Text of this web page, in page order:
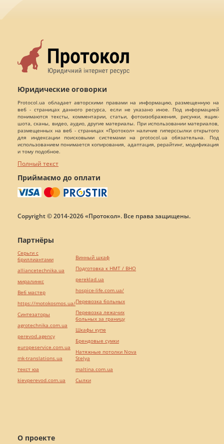
Юридические оговорки
Protocol.ua обладает авторскими правами на информацию, размещенную на
веб - страницах данного ресурса, если не указано иное. Под информацией
понимаются тексты, комментарии, статьи, фотоизображения, рисунки, ящик-
шота, сканы, видео, аудио, другие материалы. При использовании материалов,
размещенных на веб - страницах «Протокол» наличие гиперссылки открытого
для индексации поисковыми системами на protocol.ua обязательна. Под
использованием понимается копирования, адаптация, рерайтинг, модификация
и тому подобное.
Полный текст
Приймаємо до оплати
Copyright © 2014-2026 «Протокол». Все права защищены.
О проекте
Партнёры
Серьги с
бриллиантами
alliancetechnika.ua
миралинкс
Веб мастер
https://motokosmos.ua/
Синтезаторы
agrotechnika.com.ua
perevod.agency
europeservice.com.ua
mk-translations.ua
текст юа
kievperevod.com.ua
Винный шкаф
Подготовка к НМТ / ВНО
pereklad.ua
hospice-life.com.ua/
Перевозка больных
Перевозка лежачих
больных за границу
Шкафы купе
Брендовые сумки
Натяжные потолки Nova
Stelya
maltina.com.ua
Cылки